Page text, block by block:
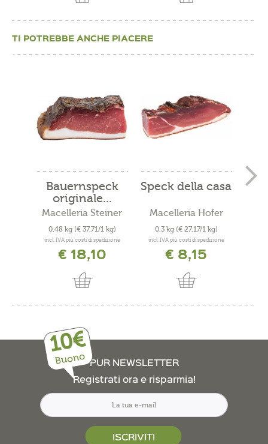
TI POTREBBE ANCHE PIACERE
Bauernspeck
originale...
Macelleria Steiner
0,48 kg (€ 37,71/1 kg)
incl. IVA più costi di spedizione
€ 18,10
Speck della casa
Macelleria Hofer
0,3 kg (€ 27,17/1 kg)
incl. IVA più costi di spedizione
€ 8,15
10€
Buono PUR NEWSLETTER
Registrati ora e risparmia!
ISCRIVITI